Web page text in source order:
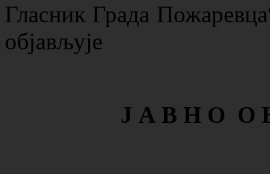
Гласник Града
објављује
Ј А В Н О О